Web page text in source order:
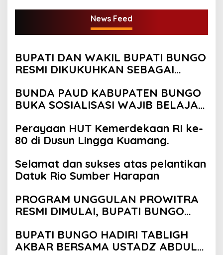
News Feed
BUPATI DAN WAKIL BUPATI BUNGO
RESMI DIKUKUHKAN SEBAGAI
BUNDA PAUD KABUPATEN BUNGO
BUKA SOSIALISASI WAJIB BELAJAR
Perayaan HUT Kemerdekaan RI ke-
80 di Dusun Lingga Kuamang.
Selamat dan sukses atas pelantikan
Datuk Rio Sumber Harapan
PROGRAM UNGGULAN PROWITRA
RESMI DIMULAI, BUPATI BUNGO
BUPATI BUNGO HADIRI TABLIGH
AKBAR BERSAMA USTADZ ABDUL